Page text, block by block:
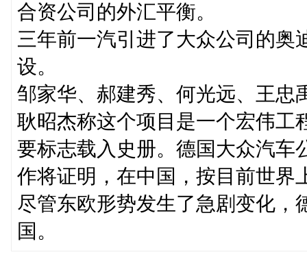
合资公司的外汇平衡。
三年前一汽引进了大众公司的奥
设。
邹家华、郝建秀、何光远、王忠
耿昭杰称这个项目是一个宏伟工
要标志载入史册。德国大众汽车
作将证明，在中国，按目前世界
尽管东欧形势发生了急剧变化，
国。